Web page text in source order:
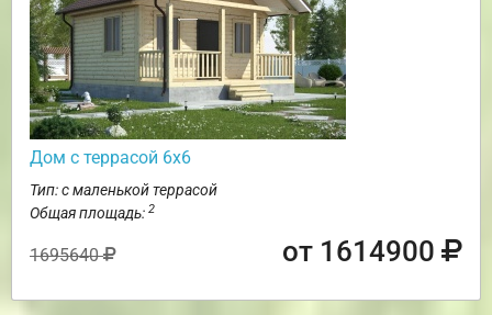
Дом с террасой 6х6
Тип: с маленькой террасой
Общая площадь: 2
1695640 от 1614900